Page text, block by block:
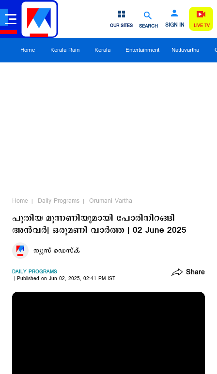
SEARCH SIGN IN
OUR SITES LIVE TV
Home Kerala Rain Kerala Entertainment Nattuvartha
Home Daily Programs Orumani Vartha
പുതിയ മുന്നണിയുമായി പോരിനിറങ്ങി
അന്‍വര്‍| ഒരുമണി വാര്‍ത്ത | 02 June 2025
ന്യൂസ് ഡെസ്ക്
DAILY PROGRAMS
Published on Jun 02, 2025, 02:41 PM IST
Share